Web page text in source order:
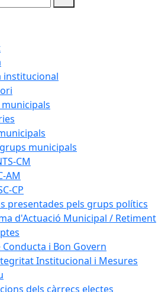
institucional
municipals
municipals
CM
AM
CP
presentades pels grups polítics
d'Actuació Municipal / Retiment
Conducta i Bon Govern
Institucional i Mesures
dels càrrecs electes